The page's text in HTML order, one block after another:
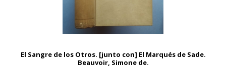
El Sangre de los Otros. [junto con] El Marqués de Sade.
Beauvoir, Simone de.